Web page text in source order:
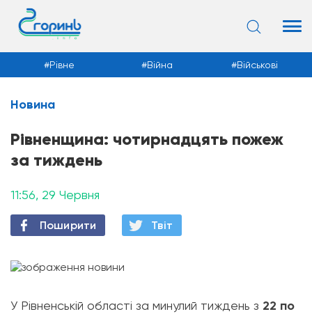
Новини
Рівне Війна Військові
Новина
Рівненщина: чотирнадцять пожеж
за тиждень
11:56, 29 Червня
Поширити Твiт
У Рівненській області за минулий тиждень з 22 по